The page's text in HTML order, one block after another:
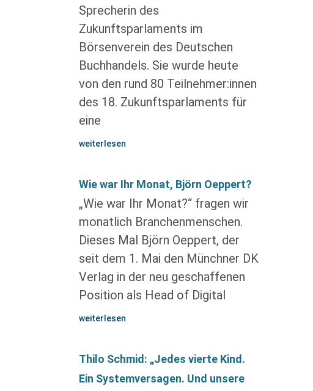
Sprecherin des
Zukunftsparlaments im
Börsenverein des Deutschen
Buchhandels. Sie wurde heute
von den rund 80 Teilnehmer:innen
des 18. Zukunftsparlaments für
eine
weiterlesen
Wie war Ihr Monat, Björn Oeppert?
„Wie war Ihr Monat?“ fragen wir
monatlich Branchenmenschen.
Dieses Mal Björn Oeppert, der
seit dem 1. Mai den Münchner DK
Verlag in der neu geschaffenen
Position als Head of Digital
weiterlesen
Thilo Schmid: „Jedes vierte Kind.
Ein Systemversagen. Und unsere